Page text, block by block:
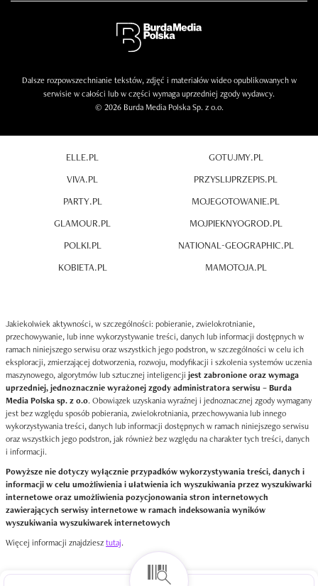
Dalsze rozpowszechnianie tekstów, zdjęć i materiałów wideo opublikowanych w
serwisie w całości lub w części wymaga uprzedniej zgody wydawcy.
© 2026 Burda Media Polska Sp. z o.o.
ELLE.PL
VIVA.PL
PARTY.PL
GLAMOUR.PL
POLKI.PL
KOBIETA.PL
GOTUJMY.PL
PRZYSLIJPRZEPIS.PL
MOJEGOTOWANIE.PL
MOJPIEKNYOGROD.PL
NATIONAL-GEOGRAPHIC.PL
MAMOTOJA.PL
Jakiekolwiek aktywności, w szczególności: pobieranie, zwielokrotnianie,
przechowywanie, lub inne wykorzystywanie treści, danych lub informacji dostępnych w
ramach niniejszego serwisu oraz wszystkich jego podstron, w szczególności w celu ich
eksploracji, zmierzającej dotworzenia, rozwoju, modyfikacji i szkolenia systemów uczenia
maszynowego, algorytmów lub sztucznej inteligencji jest zabronione oraz wymaga
uprzedniej, jednoznacznie wyrażonej zgody administratora serwisu – Burda
Media Polska sp. z o.o. Obowiązek uzyskania wyraźnej i jednoznacznej zgody wymagany
jest bez względu sposób pobierania, zwielokrotniania, przechowywania lub innego
wykorzystywania treści, danych lub informacji dostępnych w ramach niniejszego serwisu
oraz wszystkich jego podstron, jak również bez względu na charakter tych treści, danych
i informacji.
Powyższe nie dotyczy wyłącznie przypadków wykorzystywania treści, danych i
informacji w celu umożliwienia i ułatwienia ich wyszukiwania przez wyszukiwarki
internetowe oraz umożliwienia pozycjonowania stron internetowych
zawierających serwisy internetowe w ramach indeksowania wyników
wyszukiwania wyszukiwarek internetowych
Więcej informacji znajdziesztutaj.